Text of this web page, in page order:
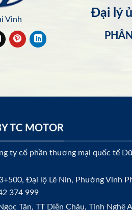
Vinh Đại lý
TC MOTOR
ty cổ phần thương mại quốc tế
Đại lộ Lê Nin, Phường Vinh
374 999
Tân, TT Diễn Châu, Tỉnh Nghệ